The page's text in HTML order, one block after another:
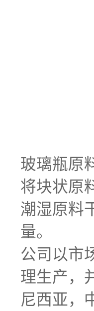
玻璃瓶原
将块状原
潮湿原料
量。
公司以市
理生产，
尼西亚，